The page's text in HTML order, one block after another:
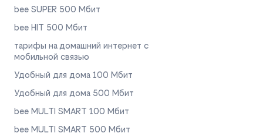
bee SUPER 500 Мбит
bee HIT 500 Мбит
тарифы на домашний интернет с
мобильной связью
Удобный для дома 100 Мбит
Удобный для дома 500 Мбит
bee MULTI SMART 100 Мбит
bee MULTI SMART 500 Мбит